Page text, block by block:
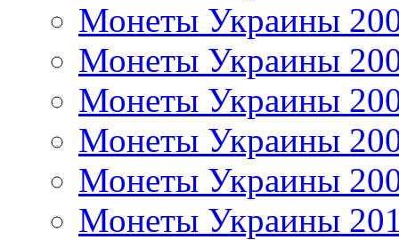
Монеты Украины
Монеты Украины
Монеты Украины
Монеты Украины
Монеты Украины
Монеты Украины